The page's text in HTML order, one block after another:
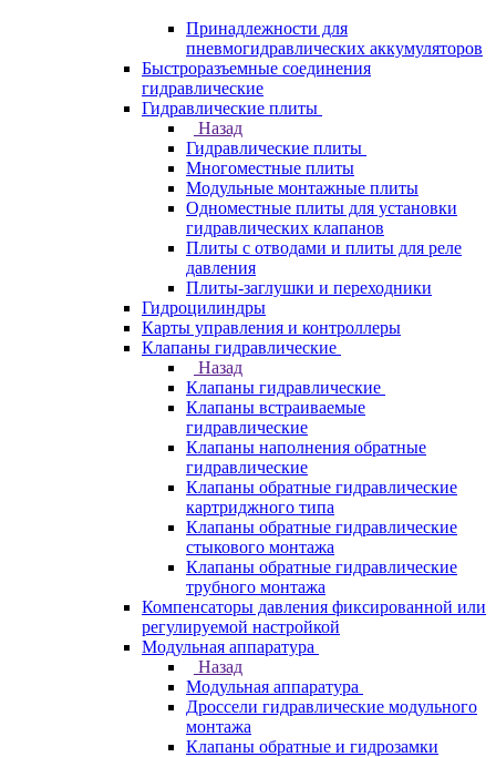
Принадлежности для
пневмогидравлических аккумуляторов
Быстроразъемные соединения
гидравлические
Гидравлические плиты
Назад
Гидравлические плиты
Многоместные плиты
Модульные монтажные плиты
Одноместные плиты для установки
гидравлических клапанов
Плиты с отводами и плиты для реле
давления
Плиты-заглушки и переходники
Гидроцилиндры
Карты управления и контроллеры
Клапаны гидравлические
Назад
Клапаны гидравлические
Клапаны встраиваемые
гидравлические
Клапаны наполнения обратные
гидравлические
Клапаны обратные гидравлические
картриджного типа
Клапаны обратные гидравлические
стыкового монтажа
Клапаны обратные гидравлические
трубного монтажа
Компенсаторы давления фиксированной или
регулируемой настройкой
Модульная аппаратура
Назад
Модульная аппаратура
Дроссели гидравлические модульного
монтажа
Клапаны обратные и гидрозамки